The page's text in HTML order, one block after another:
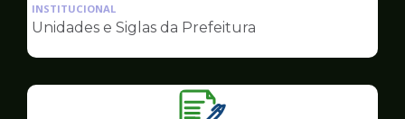
pagina
Governo
INSTITUCIONAL
Unidades e Siglas da Prefeitura